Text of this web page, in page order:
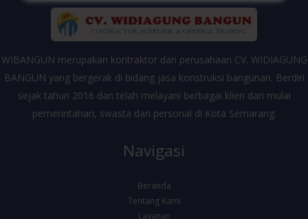
WIBANGUN merupakan kontraktor dari perusahaan CV. WIDIAGUNG
BANGUN yang bergerak di bidang jasa konstruksi bangunan. Berdiri
sejak tahun 2016 dan telah melayani berbagai klien dari mulai
pemerintahan, swasta dan personal di Kota Semarang.
Navigasi
Beranda
Tentang Kami
Layanan